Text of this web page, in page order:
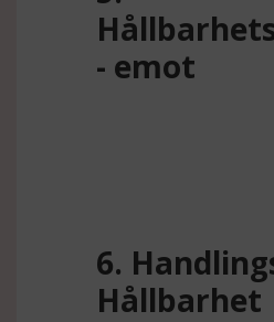
- emot
6.
Hållbarhet